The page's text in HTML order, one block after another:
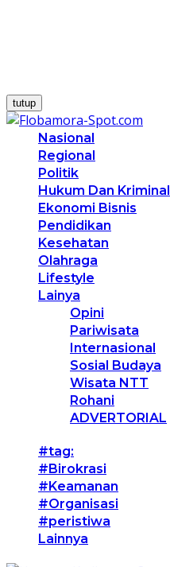
tutup
Nasional
Regional
Politik
Hukum Dan Kriminal
Ekonomi Bisnis
Pendidikan
Kesehatan
Olahraga
Lifestyle
Lainya
Opini
Pariwisata
Internasional
Sosial Budaya
Wisata NTT
Rohani
ADVERTORIAL
#tag:
#Birokrasi
#Keamanan
#Organisasi
#peristiwa
Lainnya